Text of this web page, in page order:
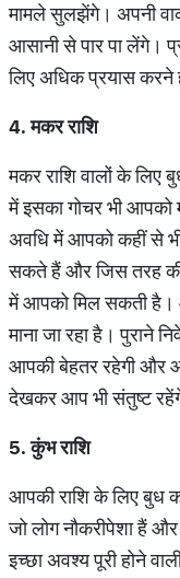
मामले सुलझेंगे। अपनी
आसानी से पार पा लेंगे।
लिए अधिक प्रयास करने
4.मकरराशि
मकर राशि वालों के लिए
में इसका गोचर भी आपको
अवधि में आपको कहीं से
सकते हैं और जिस तरह
में आपको मिल सकती है।
माना जा रहा है। पुराने
आपकी बेहतर रहेगी और
देखकर आप भी संतुष्ट
5.कुंभराशि
आपकी राशि के लिए बुध
जो लोग नौकरीपेशा हैं
इच्छा अवश्य पूरी होने